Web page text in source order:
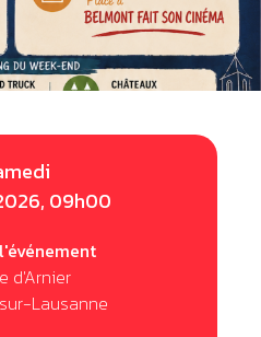
09h00
d'Arnier
Lausanne